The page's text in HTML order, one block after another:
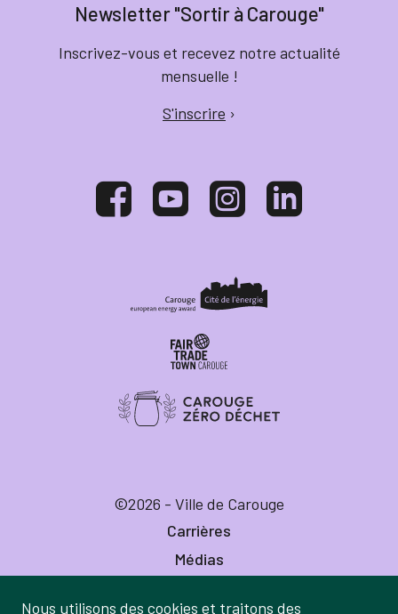
Newsletter "Sortir à Carouge"
Inscrivez-vous et recevez notre actualité
mensuelle !
S'inscrire ›
©2026 - Ville de Carouge
Carrières
Médias
Nous utilisons des cookies et traitons des